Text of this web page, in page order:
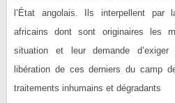
l’État angolais. Ils interpellent
africains dont sont originaires les
situation et leur demande
libération de ces derniers du camp
traitements inhumains et dégradants